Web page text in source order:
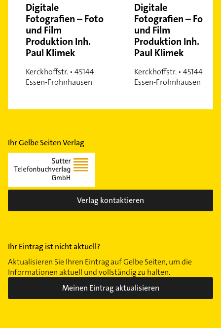
Digitale
Fotografien – Foto
und Film
Produktion Inh.
Paul Klimek
Kerckhoffstr. • 45144
Essen-Frohnhausen
Digitale
Fotografien – Foto
und Film
Produktion Inh.
Paul Klimek
Kerckhoffstr. • 45144
Essen-Frohnhausen
Ihr Gelbe Seiten Verlag
Verlag kontaktieren
Ihr Eintrag ist nicht aktuell?
Aktualisieren Sie Ihren Eintrag auf Gelbe Seiten, um die
Informationen aktuell und vollständig zu halten.
Meinen Eintrag aktualisieren